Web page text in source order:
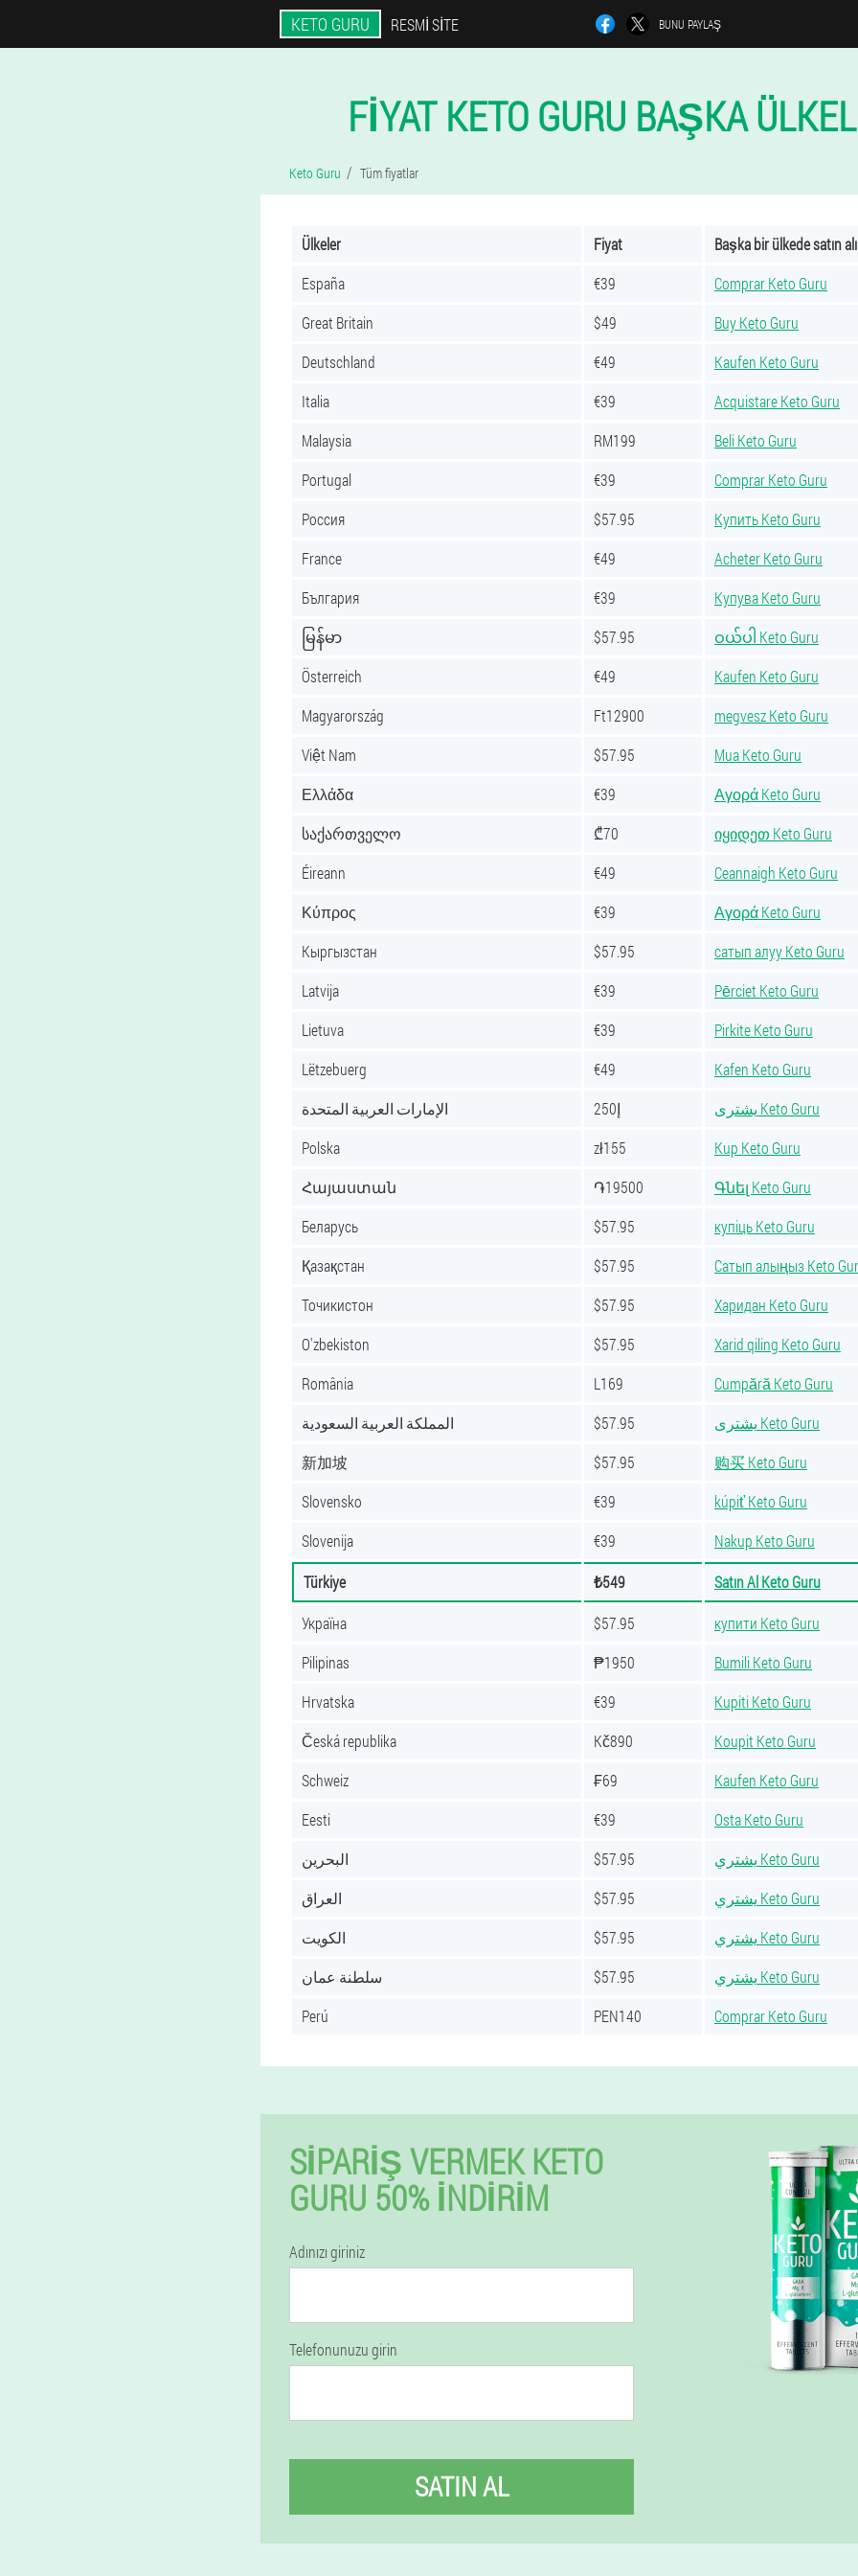
KETO GURU RESMI SITE BUNU PAYLAŞ
FIYAT KETO GURU BAŞKA
Keto Guru Tüm fiyatlar
Ülkeler Fiyat
Başka bir ülkede satın
España
€39
Comprar Keto Guru
Great Britain
$49
Buy Keto Guru
Deutschland
€49
Kaufen Keto Guru
Italia
€39
Acquistare Keto Guru
Malaysia
RM199
Beli Keto Guru
Portugal
€39
Comprar Keto Guru
Россия
$57.95
Купить Keto Guru
France
€49
Acheter Keto Guru
България
€39
Купува Keto Guru
မြန်မာ
$57.95
ဝယ်ပါ Keto Guru
Österreich
€49
Kaufen Keto Guru
Magyarország
Ft12900
megvesz Keto Guru
Việt Nam
$57.95
Mua Keto Guru
Ελλάδα
€39
Αγορά Keto Guru
საქართველო
₾70
იყიდეთ Keto Guru
Éireann
€49
Ceannaigh Keto Guru
Κύπρος
€39
Αγορά Keto Guru
Кыргызстан
$57.95
сатып алуу Keto Guru
Latvija
€39
Pērciet Keto Guru
Lietuva
€39
Pirkite Keto Guru
Lëtzebuerg
€49
Kafen Keto Guru
الإمارات العربية المتحدة
إ250
يشترى Keto Guru
Polska
zł155
Kup Keto Guru
Հայաստան
֏19500
Գնել Keto Guru
Беларусь
$57.95
купіць Keto Guru
Қазақстан
$57.95
Сатып алыңыз Keto
Точикистон
$57.95
Харидан Keto Guru
O'zbekiston
$57.95
Xarid qiling Keto Guru
România
L169
Cumpără Keto Guru
المملكة العربية السعودية
$57.95
يشترى Keto Guru
新加坡
$57.95
购买 Keto Guru
Slovensko
€39
kúpiť Keto Guru
Slovenija
€39 Nakup Keto Guru
Türkiye ₺549 Satın Al Keto Guru
Україна $57.95
купити Keto Guru
Pilipinas
₱1950
Bumili Keto Guru
Hrvatska
€39
Kupiti Keto Guru
Česká republika
Kč890
Koupit Keto Guru
Schweiz
₣69
Kaufen Keto Guru
Eesti
€39
Osta Keto Guru
البحرين
$57.95
يشتري Keto Guru
العراق
$57.95
يشتري Keto Guru
الكويت
$57.95
يشتري Keto Guru
سلطنة عمان
$57.95
يشتري Keto Guru
Perú
PEN140 Comprar Keto Guru
SIPARIŞ VERMEK KETO
GURU 50% İNDIRIM
Adınızı giriniz
Telefonunuzu girin
SATIN AL